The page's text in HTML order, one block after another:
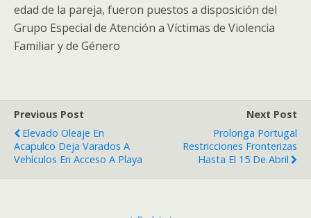
edad de la pareja, fueron puestos a disposición del
Grupo Especial de Atención a Víctimas de Violencia
Familiar y de Género
Previous Post
Elevado Oleaje En
Acapulco Deja Varados A
Vehículos En Acceso A Playa
Next Post
Prolonga Portugal
Restricciones Fronterizas
Hasta El 15 De Abril